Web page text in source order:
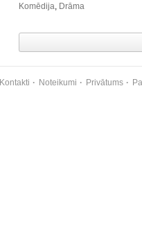
Komēdija, Drāma
Kontakti Noteikumi Privātums